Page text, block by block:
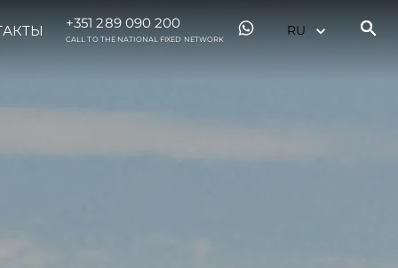
+351 289 090 200
CALL TO THE NATIONAL FIXED NETWORK